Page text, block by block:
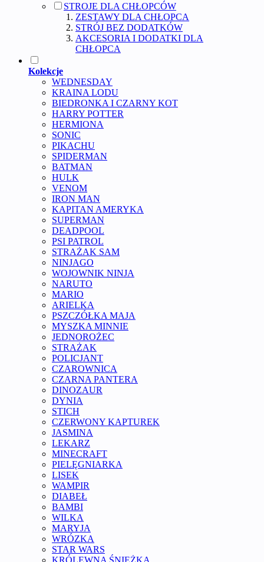
STROJE DLA CHŁOPCÓW
ZESTAWY DLA CHŁOPCA
STRÓJ BEZ DODATKÓW
AKCESORIA I DODATKI DLA
CHŁOPCA
Kolekcje
WEDNESDAY
KRAINA LODU
BIEDRONKA I CZARNY KOT
HARRY POTTER
HERMIONA
SONIC
PIKACHU
SPIDERMAN
BATMAN
HULK
VENOM
IRON MAN
KAPITAN AMERYKA
SUPERMAN
DEADPOOL
PSI PATROL
STRAŻAK SAM
NINJAGO
WOJOWNIK NINJA
NARUTO
MARIO
ARIELKA
PSZCZÓŁKA MAJA
MYSZKA MINNIE
JEDNOROŻEC
STRAŻAK
POLICJANT
CZAROWNICA
CZARNA PANTERA
DINOZAUR
DYNIA
STICH
CZERWONY KAPTUREK
JASMINA
LEKARZ
MINECRAFT
PIELĘGNIARKA
LISEK
WAMPIR
DIABEŁ
BAMBI
WILKA
MARYJA
WRÓZKA
STAR WARS
KRÓLEWNA ŚNIEŻKA